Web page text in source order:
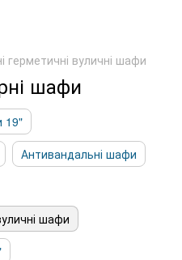
герметичні вуличні шафи
шафи
19"
Антивандальні шафи
шафи